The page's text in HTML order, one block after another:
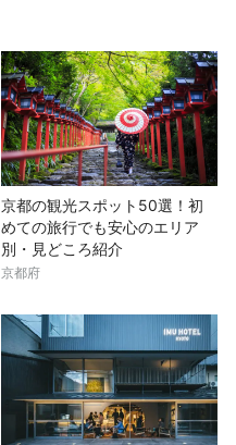
京都の観光スポット50選！初
めての旅行でも安心のエリア
別・見どころ紹介
京都府